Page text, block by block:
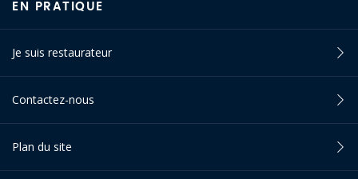
EN PRATIQUE
Je suis restaurateur
Contactez-nous
Plan du site